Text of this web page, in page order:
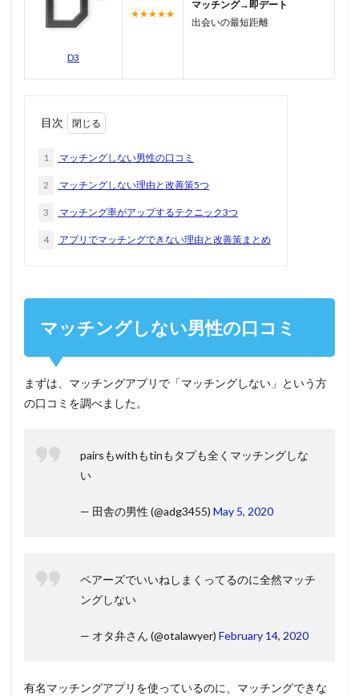
D3
★★★★★
マッチング→即デート
出会いの最短距離
目次
1 マッチングしない男性の口コミ
2 マッチングしない理由と改善策5つ
3 マッチング率がアップするテクニック3つ
4 アプリでマッチングできない理由と改善策まとめ
マッチングしない男性の口コミ
まずは、マッチングアプリで「マッチングしない」という方
の口コミを調べました。
pairsもwithもtinもタプも全くマッチングしな
い
— 田舎の男性 (@adg3455) May 5, 2020
ペアーズでいいねしまくってるのに全然マッチ
ングしない
— オタ弁さん (@otalawyer) February 14, 2020
有名マッチングアプリを使っているのに、マッチングできな